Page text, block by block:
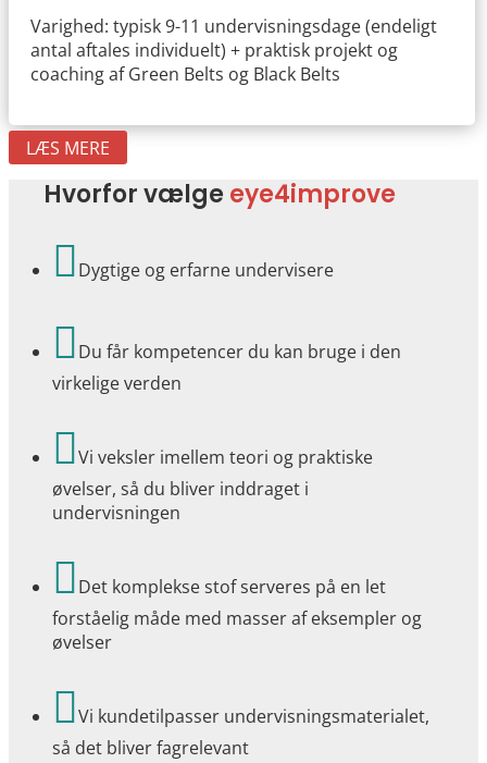
Varighed: typisk 9-11 undervisningsdage (endeligt
antal aftales individuelt) + praktisk projekt og
coaching af Green Belts og Black Belts
LÆS MERE
Hvorfor vælge eye4improve
Dygtige og erfarne undervisere
Du får kompetencer du kan bruge i den
virkelige verden
Vi veksler imellem teori og praktiske
øvelser, så du bliver inddraget i
undervisningen
Det komplekse stof serveres på en let
forståelig måde med masser af eksempler og
øvelser
Vi kundetilpasser undervisningsmaterialet,
så det bliver fagrelevant